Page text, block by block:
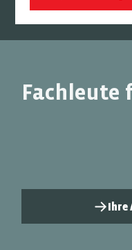
Fachleute
Ihre